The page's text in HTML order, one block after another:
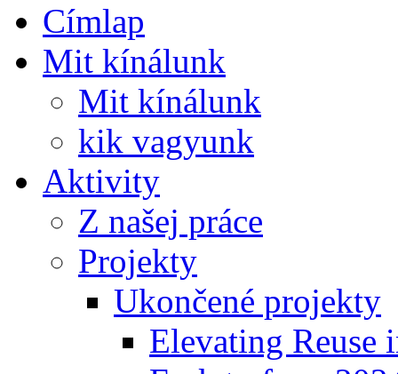
Címlap
Mit kínálunk
Mit kínálunk
kik vagyunk
Aktivity
Z našej práce
Projekty
Ukončené projekty
Elevating Reuse